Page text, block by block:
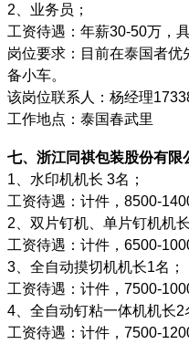
2、业务员；
工资待遇：年薪30-50万，
岗位要求：目前在泰国者优
备小车。
该岗位联系人：杨经理
工作地点：泰国春武里
七、浙江同祺包装股份有限
1、水印机机长 3名；
工资待遇：计件，8500-
2、双片钉机、单片钉机机
工资待遇：计件，6500-
3、全自动摸切机机长1名；
工资待遇：计件，7500-
4、全自动钉粘一体机机长2
工资待遇：计件，7500-